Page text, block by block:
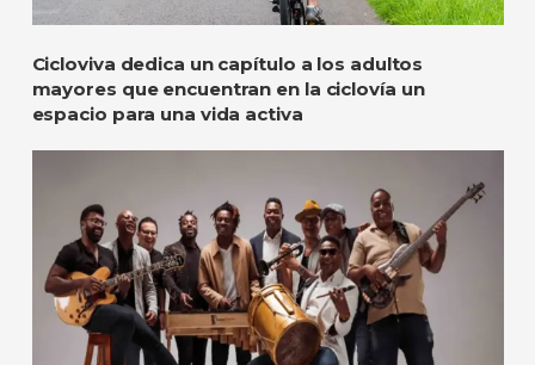
Cicloviva dedica un capítulo a los adultos
mayores que encuentran en la ciclovía un
espacio para una vida activa